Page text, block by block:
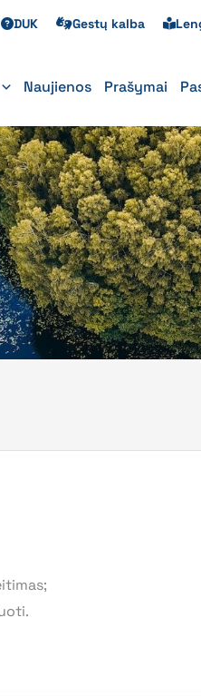
DUK Gestų kalba
Naujienos Prašymai